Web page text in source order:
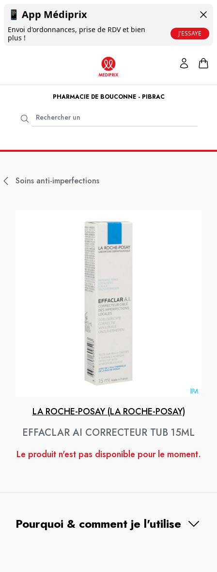
📱 App Médiprix
Envoi d'ordonnances, prise de RDV et bien
plus !
J'ESSAYE
PHARMACIE DE BOUCONNE - PIBRAC
Soins anti-imperfections
LA ROCHE-POSAY (LA ROCHE-POSAY)
EFFACLAR AI CORRECTEUR TUB 15ML
Le produit n'est pas disponible pour le moment.
Pourquoi & comment je l'utilise